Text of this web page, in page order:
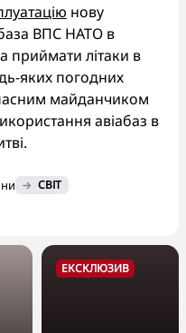
нову
ВПС НАТО в
приймати літаки в
яких погодних
майданчиком
авіабаз в
СВІТ
ЕКСКЛЮЗИВ